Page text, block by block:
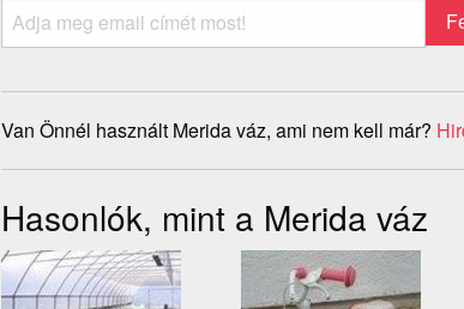
Van Önnél használt Merida váz, ami nem kell már?
Hasonlók, mint a Merida váz